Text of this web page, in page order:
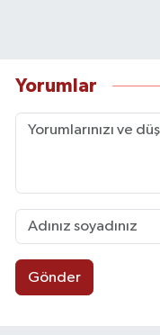
Yorumlar
Gönder